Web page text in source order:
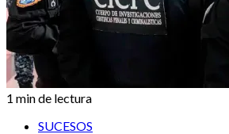
1 min de lectura
SUCESOS